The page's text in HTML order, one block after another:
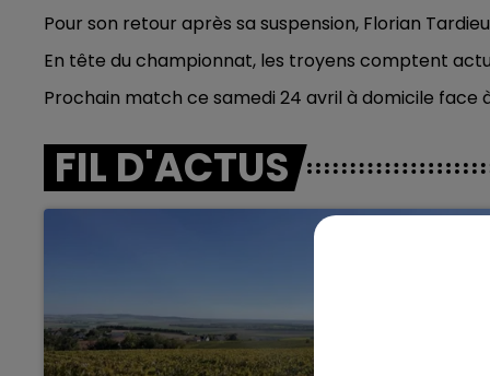
LA FAMILLE
Pour son retour après sa suspension, Florian
En tête du championnat, les troyens comptent
Prochain match ce samedi 24 avril à domicile face
FIL D'ACTUS